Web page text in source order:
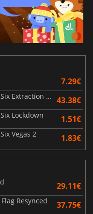
7.29€
Tom Clancy's Rainbow Six Extraction United Bundle 43.38€
Lockdown 1.51€
Vegas 2 1.83€
29.11€
Resynced 37.75€